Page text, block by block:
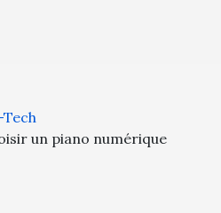
un piano numérique